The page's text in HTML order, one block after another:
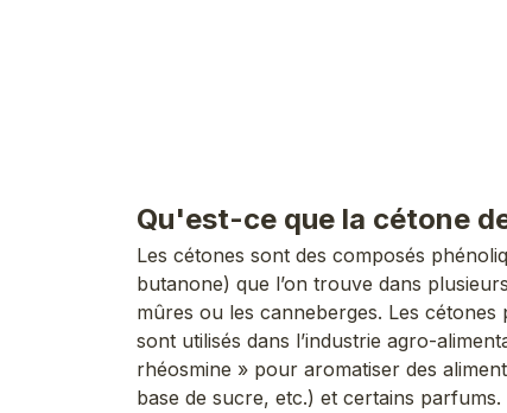
Qu'est-ce que la cétone
Les cétones sont des composés
butanone) que l’on trouve dans
mûres ou les canneberges. Les cétones
sont utilisés dans l’industrie agro-
rhéosmine » pour aromatiser des
base de sucre, etc.) et certains parfums.